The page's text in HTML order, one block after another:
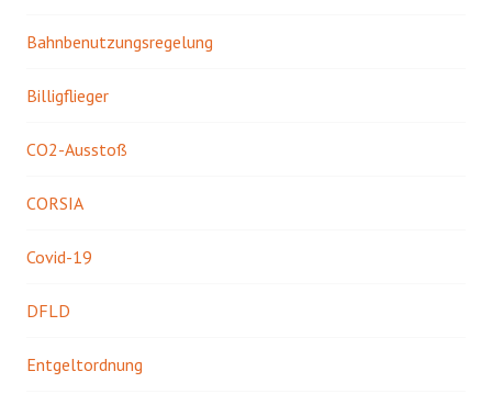
Bahnbenutzungsregelung
Billigflieger
CO2-Ausstoß
CORSIA
Covid-19
DFLD
Entgeltordnung